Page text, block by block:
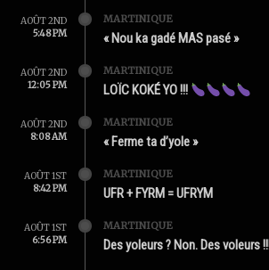
AOÛT 2ND
5:48 PM
MARTINIQUE
« Nou ka gadé MAS pasé »
AOÛT 2ND
12:05 PM
MARTINIQUE
LOÏC KOKÉ YO !!!
AOÛT 2ND
8:08 AM
MARTINIQUE
« Ferme ta d’yole »
AOÛT 1ST
8:42 PM
MARTINIQUE
UFR + FYRM = UFRYM
AOÛT 1ST
6:56 PM
MARTINIQUE
Des yoleurs ? Non. Des voleurs